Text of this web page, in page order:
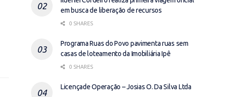
em busca de liberação de recursos
0 SHARES
Programa Ruas do Povo pavimenta ruas sem
casas de loteamento da Imobiliária Ipê
0 SHARES
Licençade Operação – Josias O. Da Silva Ltda